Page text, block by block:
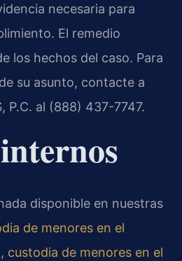
necesaria para
El remedio
los hechos del caso. Para
su asunto, contacte a
P.C. al (888) 437-7747.
disponible en nuestras
de menores en el
, custodia de menores en el